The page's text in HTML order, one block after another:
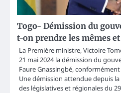
Togo- Démission du
t-on prendre les mêmes
La Première ministre, Victoire
21 mai 2024 la démission du
Faure Gnassingbé,
Une démission attendue depuis
des législatives et régionales du